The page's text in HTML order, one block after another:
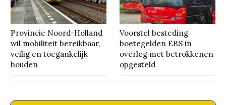
Provincie Noord-Holland
wil mobiliteit bereikbaar,
veilig en toegankelijk
houden
Voorstel besteding
boetegelden EBS in
overleg met betrokkenen
opgesteld